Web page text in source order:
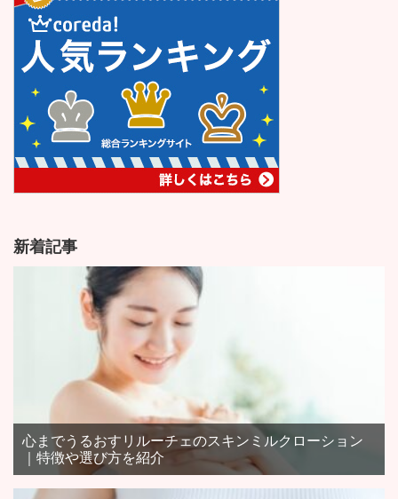
新着記事
心までうるおすリルーチェのスキンミルクローション
｜特徴や選び方を紹介